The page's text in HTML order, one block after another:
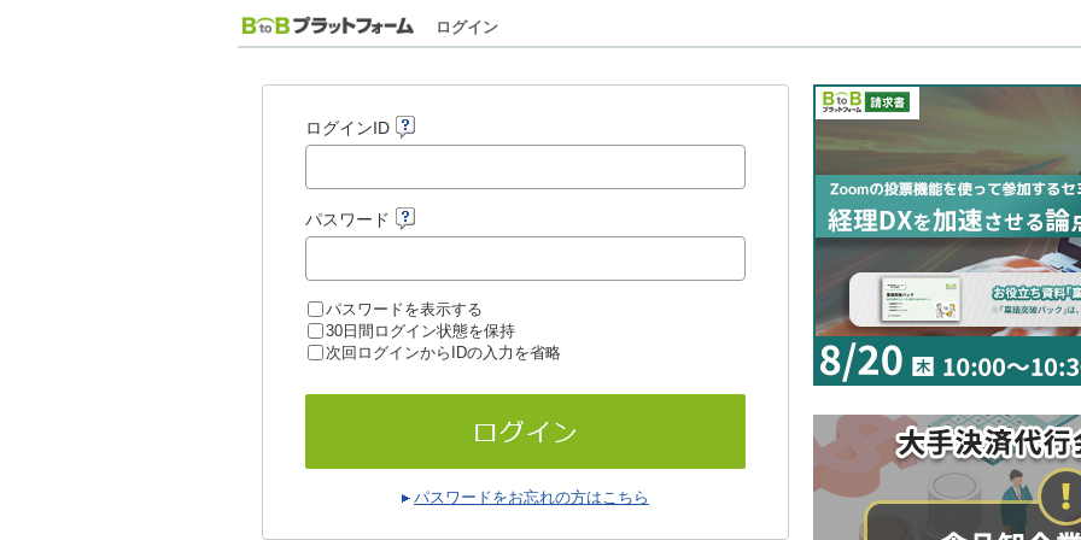
ログイン
ログインID
パスワード
パスワードを表示する
30日間ログイン状態を保持
次回ログインからIDの入力を省略
パスワードをお忘れの方はこちら